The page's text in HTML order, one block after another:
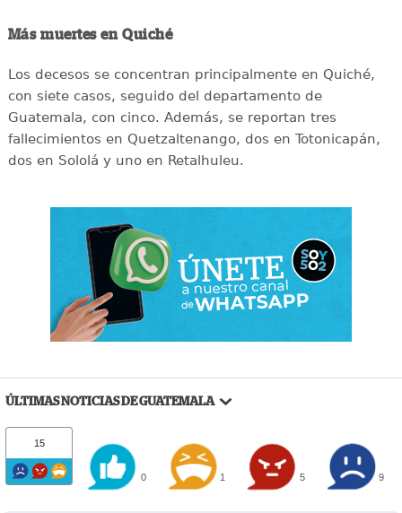
Más muertes en Quiché
Los decesos se concentran principalmente en Quiché,
con siete casos, seguido del departamento de
Guatemala, con cinco. Además, se reportan tres
fallecimientos en Quetzaltenango, dos en Totonicapán,
dos en Sololá y uno en Retalhuleu.
ÚLTIMAS NOTICIAS DE GUATEMALA
15
0 1 5 9